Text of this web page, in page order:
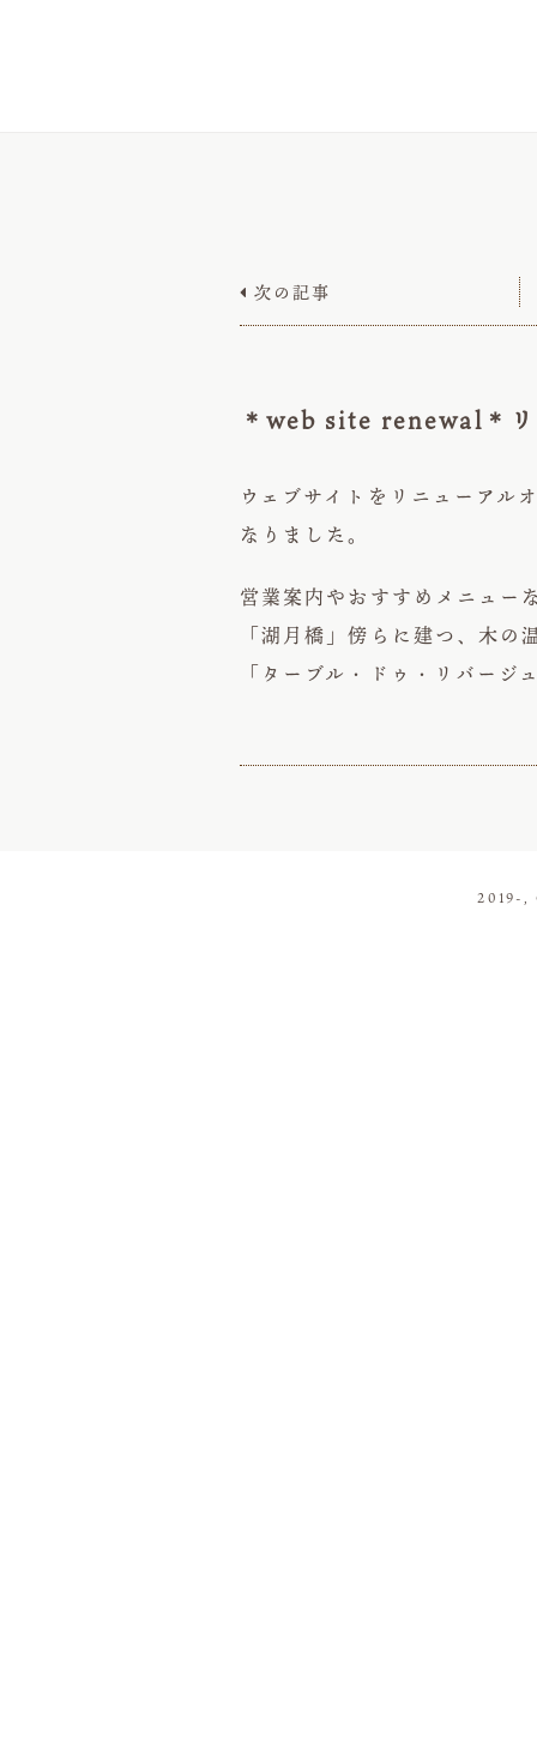
 次の記事
＊web site renewal＊
ウェブサイトをリニューアル
なりました。
営業案内やおすすめメニュー
「湖月橋」傍らに建つ、木
「ターブル・ドゥ・リバー
2019-,